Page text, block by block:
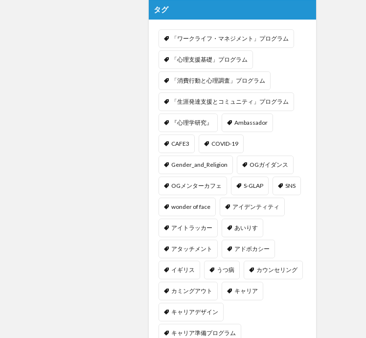
タグ
「ワークライフ・マネジメント」プログラム
「心理支援基礎」プログラム
「消費行動と心理調査」プログラム
「生涯発達支援とコミュニティ」プログラム
『心理学研究』 Ambassador
CAFE3 COVID-19
Gender_and_Religion OGガイダンス
OGメンターカフェ S-GLAP SNS
wonder of face アイデンティティ
アイトラッカー あいりす
アタッチメント アドボカシー
イギリス うつ病 カウンセリング
カミングアウト キャリア
キャリアデザイン
キャリア準備プログラム